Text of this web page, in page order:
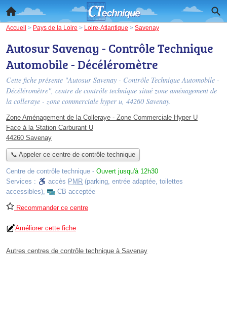
Accueil > Pays de la Loire > Loire-Atlantique > Savenay
Autosur Savenay - Contrôle Technique
Automobile - Décéléromètre
Cette fiche présente "Autosur Savenay - Contrôle Technique Automobile -
Décéléromètre", centre de contrôle technique situé zone aménagement de
la colleraye - zone commerciale hyper u, 44260 Savenay.
Zone Aménagement de la Colleraye - Zone Commerciale Hyper U
Face à la Station Carburant U
44260 Savenay
📞 Appeler ce centre de contrôle technique
Centre de contrôle technique - Ouvert jusqu'à 12h30
Services :
accès PMR (parking, entrée adaptée, toilettes
accessibles), CB acceptée
Recommander ce centre
Améliorer cette fiche
Autres centres de contrôle technique à Savenay